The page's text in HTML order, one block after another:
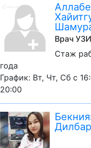
Врач УЗИ
Стаж
года
График: Вт, Чт, Сб с
20:00
Дилбар